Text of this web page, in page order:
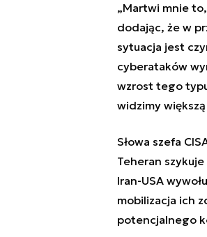
„Martwi mnie
dodając, że w
sytuacja jest
cyberataków
wzrost tego
widzimy
Słowa szefa
Teheran
Iran-USA
mobilizacja ich
potencjalnego